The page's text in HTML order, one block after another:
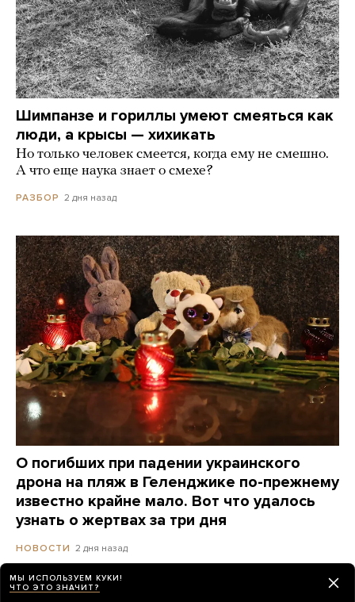
Шимпанзе и гориллы умеют смеяться как
люди, а крысы — хихикать
Но только человек смеется, когда ему не смешно.
А что еще наука знает о смехе?
РАЗБОР 2 дня назад
О погибших при падении украинского
дрона на пляж в Геленджике по-прежнему
известно крайне мало. Вот что удалось
узнать о жертвах за три дня
НОВОСТИ 2 дня назад
МЫ ИСПОЛЬЗУЕМ КУКИ!
ЧТО ЭТО ЗНАЧИТ?